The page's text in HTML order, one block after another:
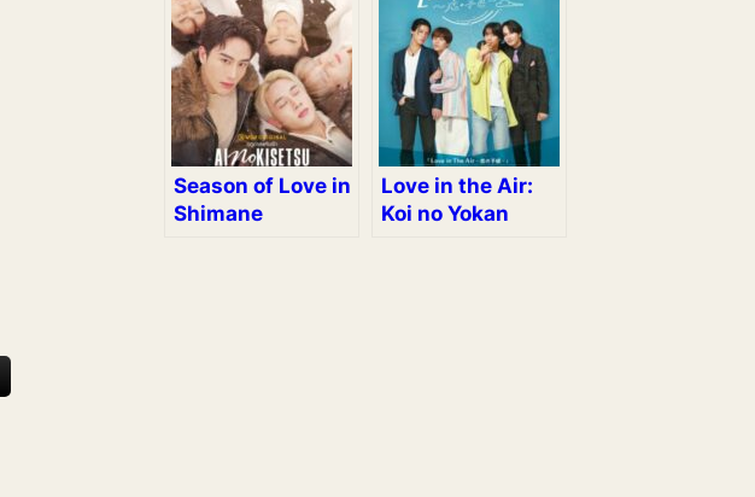
Season of Love in
Shimane
Love in the Air:
Koi no Yokan